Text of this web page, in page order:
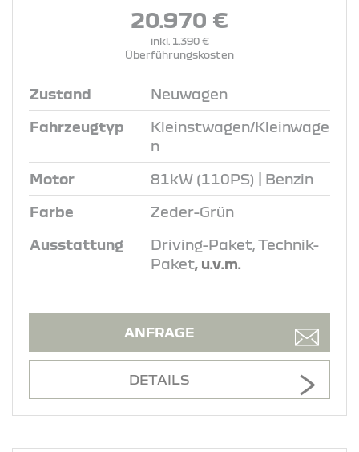
20.970 €
inkl. 1.390 €
Überführungskosten
Zustand Neuwagen
Fahrzeugtyp
Kleinstwagen/Kleinwage
n
Motor 81kW (110PS) | Benzin
Farbe Zeder-Grün
Ausstattung
Driving-Paket, Technik-
Paket, u.v.m.
ANFRAGE
DETAILS